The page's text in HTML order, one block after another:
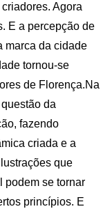
Agora
E a percepção de
marca da cidade
tornou-se
de Florença.Na
da
fazendo
criada e a
que
podem se tornar
princípios. E